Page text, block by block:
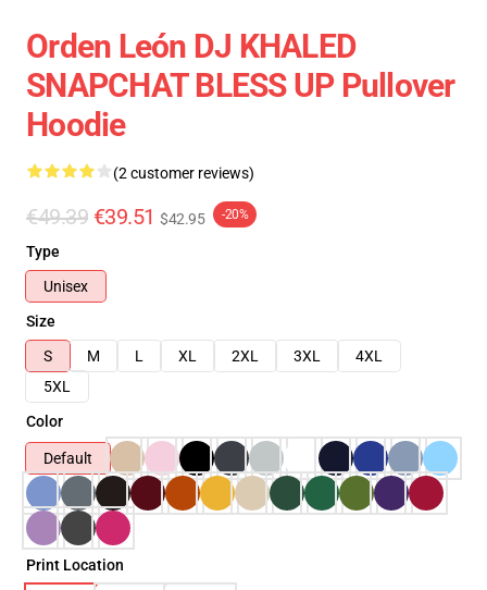
Orden León DJ KHALED
SNAPCHAT BLESS UP Pullover
Hoodie
(2 customer reviews)
€49.39 €39.51 $42.95 -20%
Type
Unisex
Size
S
M L XL 2XL 3XL
4XL
5XL
Color
Default
Print Location